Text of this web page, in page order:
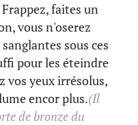
faites un
vous n'oserez
sous ces
pour les éteindre
vos yeux irrésolus,
encor plus.(Il
de bronze du